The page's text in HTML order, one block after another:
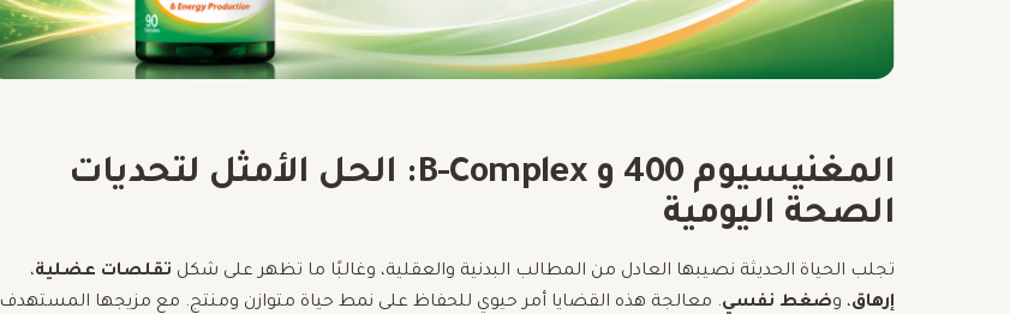
المغنيسيوم 400 و B-Complex: الحل الأمثل لتحديات
الصحة اليومية
تجلب الحياة الحديثة نصيبها العادل من المطالب البدنية والعقلية، وغالبًا ما تظهر على شكل تقلصات عضلية،
إرهاق، وضغط نفسي. معالجة هذه القضايا أمر حيوي للحفاظ على نمط حياة متوازن ومنتج. مع مزيجها المستهدف